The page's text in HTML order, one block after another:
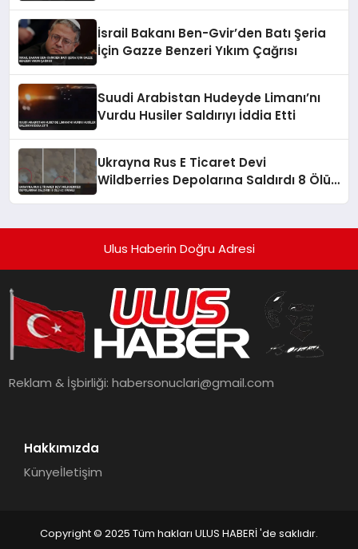
İsrail Bakanı Ben-Gvir’den Batı Şeria
İçin Gazze Benzeri Yıkım Çağrısı
Suudi Arabistan Hudeyde Limanı’nı
Vurdu Husiler Saldırıyı İddia Etti
Ukrayna Rus E Ticaret Devi
Wildberries Depolarına Saldırdı 8 Ölü
Ulus Haberin Doğru Adresi
Reklam & İşbirliği:habersonuclari@gmail.com
Hakkımızda
Künyeİletişim
Copyright © 2025 Tüm hakları ULUS HABERİ 'de saklıdır.